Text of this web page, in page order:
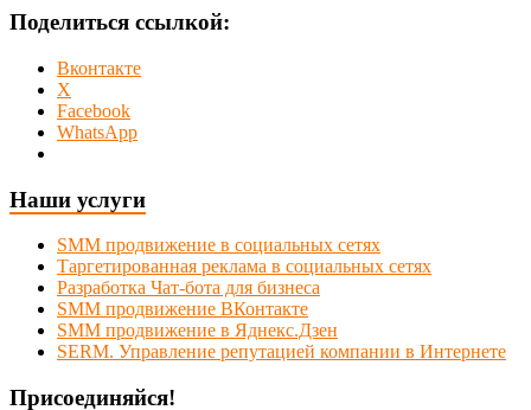
Поделиться ссылкой:
Вконтакте
X
Facebook
WhatsApp
Наши услуги
SMM продвижение в социальных сетях
Таргетированная реклама в социальных сетях
Разработка Чат-бота для бизнеса
SMM продвижение ВКонтакте
SMM продвижение в Яднекс.Дзен
SERM. Управление репутацией компании в Интернете
Присоединяйся!